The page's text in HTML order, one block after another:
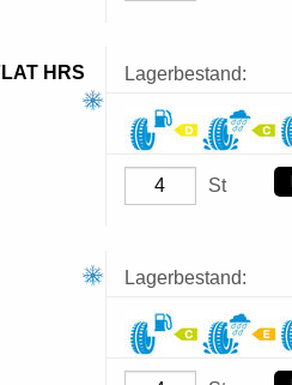
HRS Lagerbestand:
St
Lagerbestand: